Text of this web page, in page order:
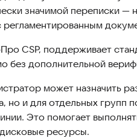
значимой переписки —
регламентированным
CSP, поддерживает
без дополнительной
может назначить
но и для отдельных групп
Это помогает
ресурсы.